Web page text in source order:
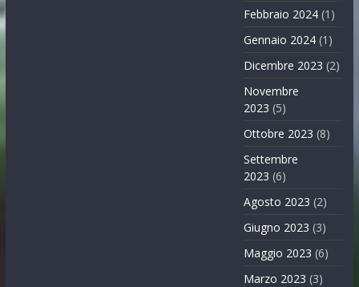
Febbraio 2024 (1)
Gennaio 2024 (1)
Dicembre 2023 (2)
Novembre
2023 (5)
Ottobre 2023 (8)
Settembre
2023 (6)
Agosto 2023 (2)
Giugno 2023 (3)
Maggio 2023 (6)
Marzo 2023 (3)